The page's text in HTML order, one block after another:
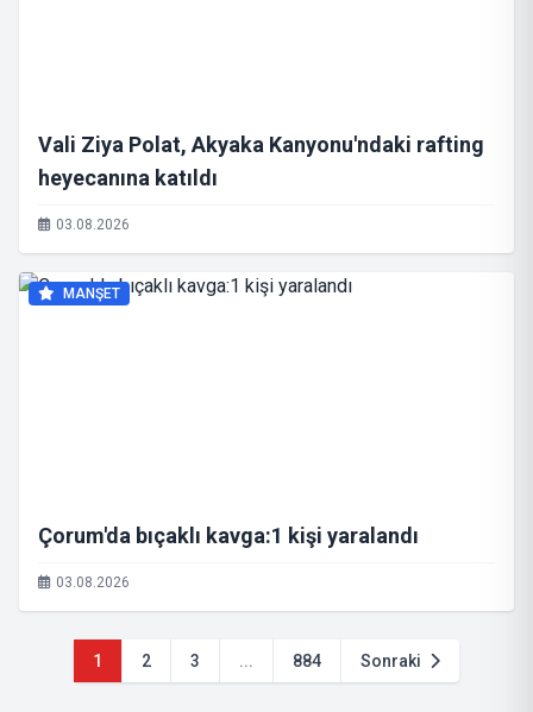
Vali Ziya Polat, Akyaka Kanyonu'ndaki rafting
heyecanına katıldı
03.08.2026
MANŞET
Çorum'da bıçaklı kavga:1 kişi yaralandı
03.08.2026
1 2 3 ... 884 Sonraki